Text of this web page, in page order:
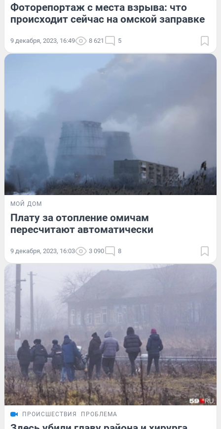
Фоторепортаж с места взрыва: что
происходит сейчас на омской заправке
9 декабря, 2023, 16:49 8 621 5
МОЙ ДОМ
Плату за отопление омичам
пересчитают автоматически
9 декабря, 2023, 16:03 3 090 8
ПРОИСШЕСТВИЯ ПРОБЛЕМА